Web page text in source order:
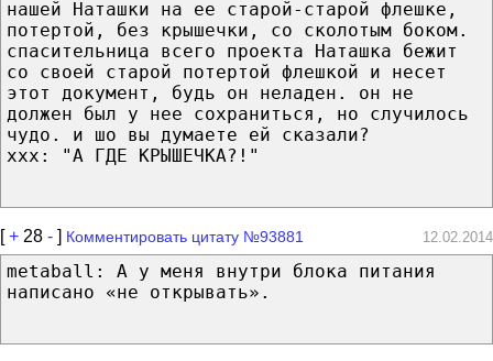
нашей Наташки на ее старой-старой флешке,
потертой, без крышечки, со сколотым боком.
спасительница всего проекта Наташка бежит
со своей старой потертой флешкой и несет
этот документ, будь он неладен. он не
должен был у нее сохраниться, но случилось
чудо. и шо вы думаете ей сказали?
xxx: "А ГДЕ КРЫШЕЧКА?!"
[+ 28 - ] Комментировать цитату №93881 12.02.2014
metaball: А у меня внутри блока питания
написано «не открывать».